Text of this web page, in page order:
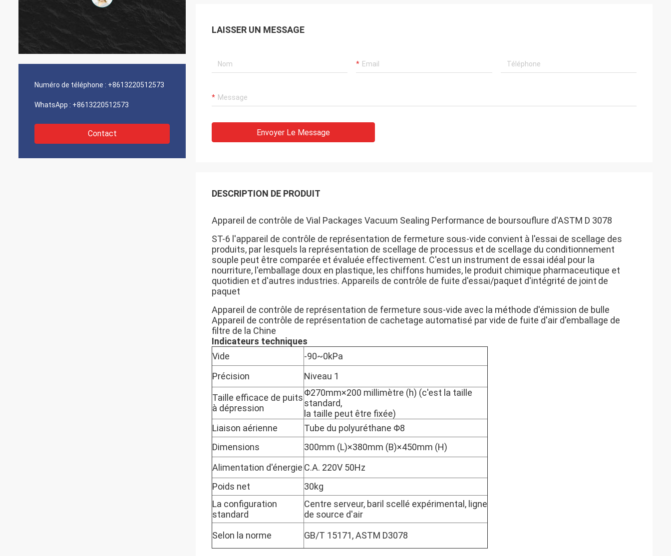
Numéro de téléphone : +8613220512573
WhatsApp : +8613220512573
Contact
LAISSER UN MESSAGE
Envoyer Le Message
DESCRIPTION DE PRODUIT
Appareil de contrôle de Vial Packages Vacuum Sealing Performance de boursouflure d'ASTM D 3078
ST-6 l'appareil de contrôle de représentation de fermeture sous-vide convient à l'essai de scellage des
produits, par lesquels la représentation de scellage de processus et de scellage du conditionnement
souple peut être comparée et évaluée effectivement. C'est un instrument de essai idéal pour la
nourriture, l'emballage doux en plastique, les chiffons humides, le produit chimique pharmaceutique et
quotidien et d'autres industries. Appareils de contrôle de fuite d'essai/paquet d'intégrité de joint de
paquet
Appareil de contrôle de représentation de fermeture sous-vide avec la méthode d'émission de bulle
Appareil de contrôle de représentation de cachetage automatisé par vide de fuite d'air d'emballage de
filtre de la Chine
Indicateurs techniques
Vide
-90~0kPa
Précision
Niveau 1
Taille efficace de puits
à dépression
Φ270mm×200 millimètre (h) (c'est la taille
standard,
la taille peut être fixée)
Liaison aérienne
Tube du polyuréthane Φ8
Dimensions
300mm (L)×380mm (B)×450mm (H)
Alimentation d'énergie C.A. 220V 50Hz
Poids net
30kg
La configuration
standard
Centre serveur, baril scellé expérimental, ligne
de source d'air
Selon la norme
GB/T 15171, ASTM D3078